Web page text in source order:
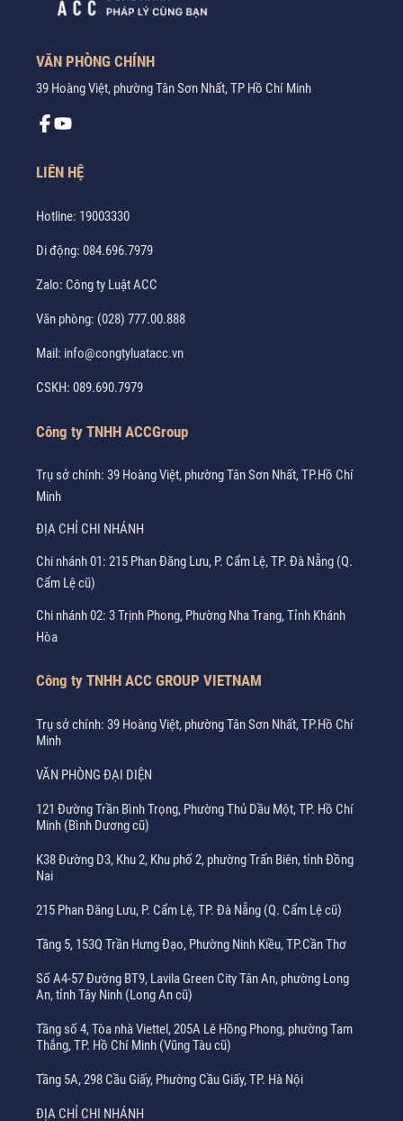
VĂN PHÒNG CHÍNH
39 Hoàng Việt, phường Tân Sơn Nhất, TP Hồ Chí Minh
LIÊN HỆ
Hotline: 19003330
Di động: 084.696.7979
Zalo: Công ty Luật ACC
Văn phòng: (028) 777.00.888
Mail: info@congtyluatacc.vn
CSKH: 089.690.7979
Công ty TNHH ACCGroup
Trụ sở chính: 39 Hoàng Việt, phường Tân Sơn Nhất, TP.Hồ Chí
Minh
ĐỊA CHỈ CHI NHÁNH
Chi nhánh 01: 215 Phan Đăng Lưu, P. Cẩm Lệ, TP. Đà Nẵng (Q.
Cẩm Lệ cũ)
Chi nhánh 02: 3 Trịnh Phong, Phường Nha Trang, Tỉnh Khánh
Hòa
Công ty TNHH ACC GROUP VIETNAM
Trụ sở chính: 39 Hoàng Việt, phường Tân Sơn Nhất, TP.Hồ Chí
Minh
VĂN PHÒNG ĐẠI DIỆN
121 Đường Trần Bình Trọng, Phường Thủ Dầu Một, TP. Hồ Chí
Minh (Bình Dương cũ)
K38 Đường D3, Khu 2, Khu phố 2, phường Trấn Biên, tỉnh Đồng
Nai
215 Phan Đăng Lưu, P. Cẩm Lệ, TP. Đà Nẵng (Q. Cẩm Lệ cũ)
Tầng 5, 153Q Trần Hưng Đạo, Phường Ninh Kiều, TP.Cần Thơ
Số A4-57 Đường BT9, Lavila Green City Tân An, phường Long
An, tỉnh Tây Ninh (Long An cũ)
Tầng số 4, Tòa nhà Viettel, 205A Lê Hồng Phong, phường Tam
Thắng, TP. Hồ Chí Minh (Vũng Tàu cũ)
Tầng 5A, 298 Cầu Giấy, Phường Cầu Giấy, TP. Hà Nội
ĐỊA CHỈ CHI NHÁNH